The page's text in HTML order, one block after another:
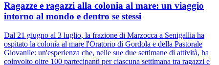
Ragazze e ragazzi alla colonia al mare: un viaggio
intorno al mondo e dentro se stessi
Dal 21 giugno al 3 luglio, la frazione di Marzocca a Senigallia ha
ospitato la colonia al mare l'Oratorio di Gordola e della Pastorale
Giovanile: un'esperienza che, nelle sue due settimane di attività, ha
coinvolto oltre 100 partecipanti per ciascuna settimana tra ragazzi e